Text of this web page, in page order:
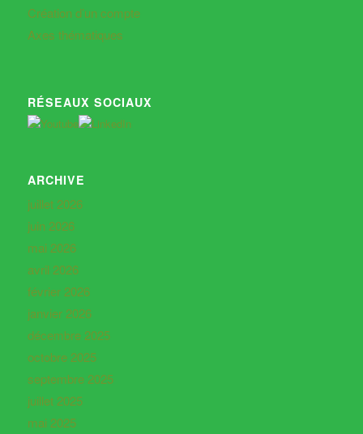
Création d’un compte
Axes thématiques
RÉSEAUX SOCIAUX
ARCHIVE
juillet 2026
juin 2026
mai 2026
avril 2026
février 2026
janvier 2026
décembre 2025
octobre 2025
septembre 2025
juillet 2025
mai 2025